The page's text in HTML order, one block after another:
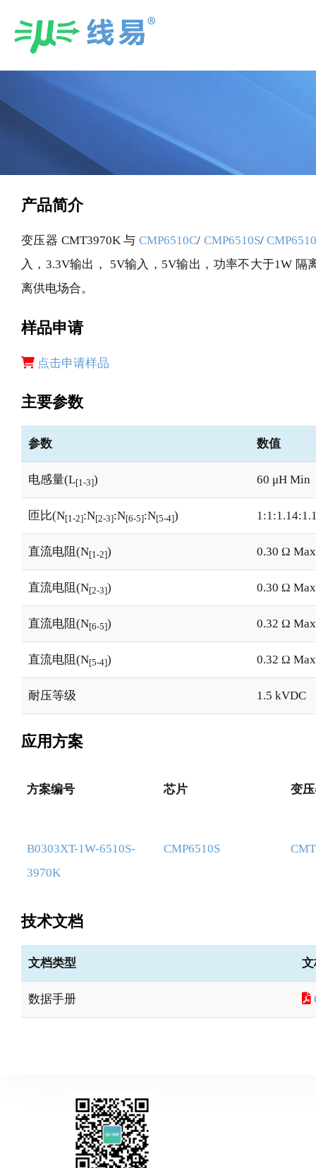
产品简介
变压器 CMT3970K 与CMP6510C/ CMP6510S/
入，3.3V输出， 5V输入，5V输出，功率不大于1W 隔
离供电场合。
样品申请
点击申请样品
主要参数
参数 数值
电感量(L[1-3]) 60 μH Min
匝比(N[1-2]:N[2-3]:N[6-5]:N[5-4])
直流电阻(N[1-2]) 0.30 Ω Max
直流电阻(N[2-3]) 0.30 Ω Max
直流电阻(N[6-5]) 0.32 Ω Max
直流电阻(N[5-4]) 0.32 Ω Max
耐压等级 1.5 kVDC
应用方案
方案编号 芯片 变
方案编号 芯片 变
B0303XT-1W-6510S-
3970K
CMP6510S
技术文档
文档类型
数据手册